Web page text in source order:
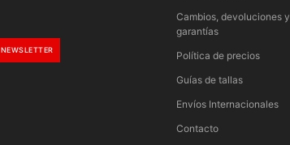
NEWSLETTER
Cambios, devoluciones y
garantías
Política de precios
Guías de tallas
Envíos Internacionales
Contacto